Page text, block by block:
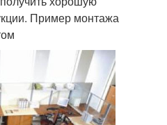
Пример монтажа